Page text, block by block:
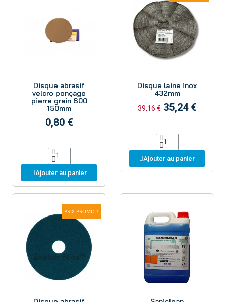
Disque abrasif
velcro ponçage
pierre grain 800
150mm
0,80 €
Ajouter au panier
Disque laine inox
432mm
39,16 € 35,24 €
Ajouter au panier
PRIX PROMO !